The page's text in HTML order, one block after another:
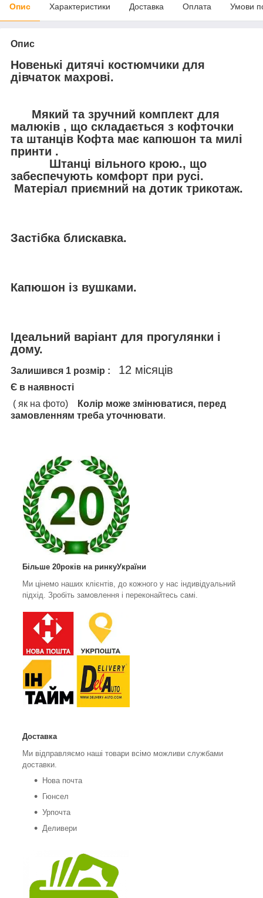
Опис Характеристики Доставка Оплата Умови
Опис
Новенькі дитячі костюмчики для
дівчаток махрові.
Мякий та зручний комплект для
малюків , що складається з кофточки
та штанців Кофта має капюшон та милі
принти .
Штанці вільного крою., що
забеспечують комфорт при русі.
Матеріал приємний на дотик трикотаж.
Застібка блискавка.
Капюшон із вушками.
Ідеальний варіант для прогулянки і
дому.
Залишився 1 розмір : 12 місяців
Є в наявності
( як на фото)
Колір може змінюватися, перед
замовленням треба уточнювати.
Більше 20років на ринкуУкраїни
Ми цінемо наших клієнтів, до кожного у нас індивідуальний
підхід. Зробіть замовлення і переконайтесь самі.
Доставка
Ми відправляємо наші товари всімо можливи службами
доставки.
Нова почта
Гюнсел
Урпочта
Деливери